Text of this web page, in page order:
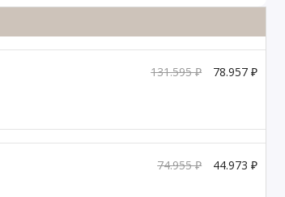
131.595 ₽ 78.957 ₽
74.955 ₽ 44.973 ₽